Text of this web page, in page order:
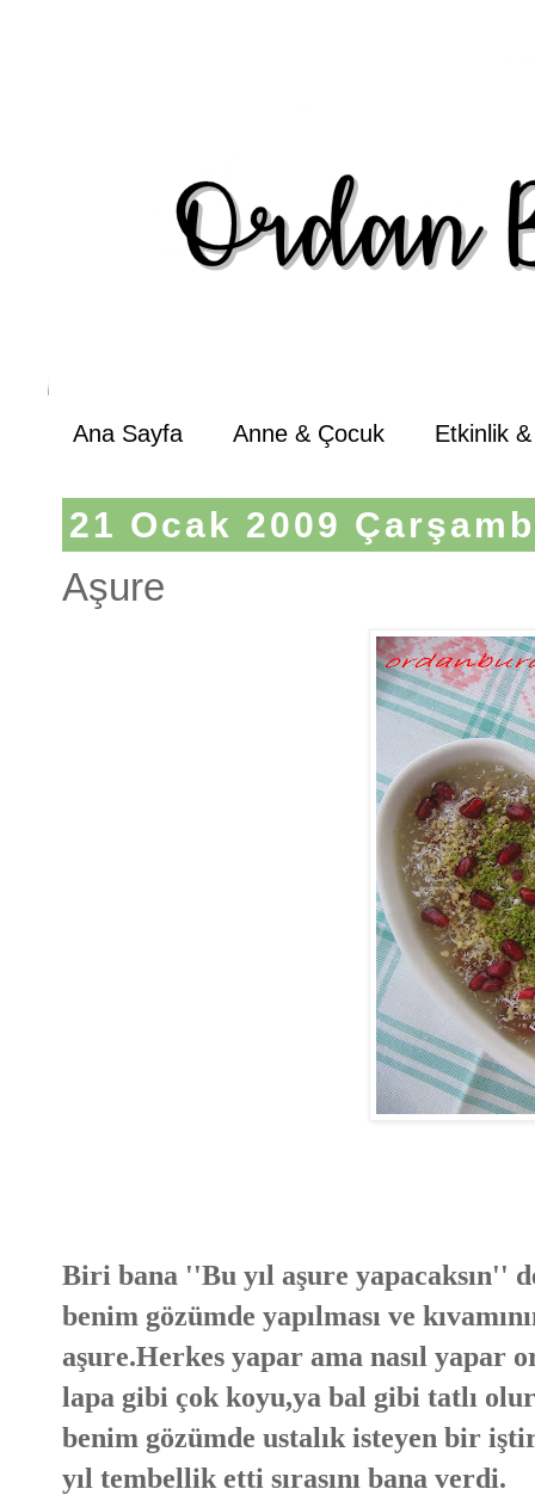
Ana Sayfa Anne & Çocuk Etkinlik
21 Ocak 2009
Aşure
Biri bana ''Bu yıl aşure yapacaksın''
benim gözümde yapılması ve
aşure.Herkes yapar ama nasıl yapar
lapa gibi çok koyu,ya bal gibi tatlı
benim gözümde ustalık isteyen bir
yıl tembellik etti sırasını bana verdi.